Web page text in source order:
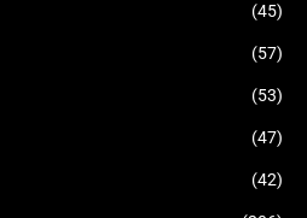
(45)
(57)
(53)
(47)
(42)